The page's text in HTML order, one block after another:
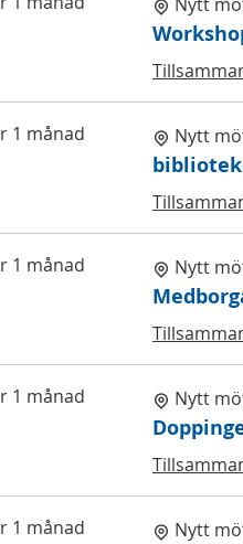
1 månad
Nytt
1 månad
Nytt
1 månad
Nytt
1 månad
Nytt